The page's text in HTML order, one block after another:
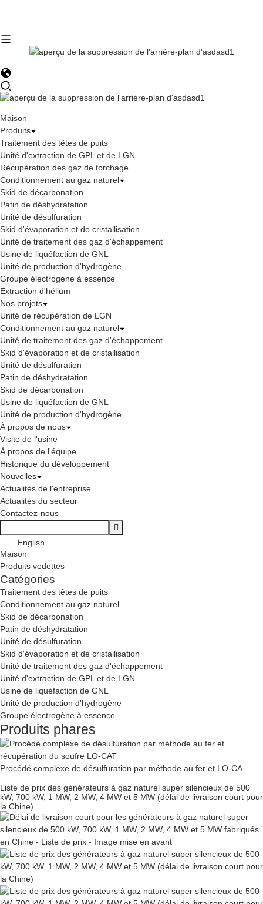
Maison
Produits
Traitement des têtes de puits
Unité d'extraction de GPL et de LGN
Récupération des gaz de torchage
Conditionnement au gaz naturel
Skid de décarbonation
Patin de déshydratation
Unité de désulfuration
Skid d'évaporation et de cristallisation
Unité de traitement des gaz d'échappement
Usine de liquéfaction de GNL
Unité de production d'hydrogène
Groupe électrogène à essence
Extraction d'hélium
Nos projets
Unité de récupération de LGN
Conditionnement au gaz naturel
Unité de traitement des gaz d'échappement
Skid d'évaporation et de cristallisation
Unité de désulfuration
Patin de déshydratation
Skid de décarbonation
Usine de liquéfaction de GNL
Unité de production d'hydrogène
À propos de nous
Visite de l'usine
À propos de l'équipe
Historique du développement
Nouvelles
Actualités de l'entreprise
Actualités du secteur
Contactez-nous
English
Maison
Produits vedettes
Catégories
Traitement des têtes de puits
Conditionnement au gaz naturel
Skid de décarbonation
Patin de déshydratation
Unité de désulfuration
Skid d'évaporation et de cristallisation
Unité de traitement des gaz d'échappement
Unité d'extraction de GPL et de LGN
Usine de liquéfaction de GNL
Unité de production d'hydrogène
Groupe électrogène à essence
Produits phares
Procédé complexe de désulfuration par méthode au fer et LO-CA...
Liste de prix des générateurs à gaz naturel super silencieux de 500
kW, 700 kW, 1 MW, 2 MW, 4 MW et 5 MW (délai de livraison court pour
la Chine)